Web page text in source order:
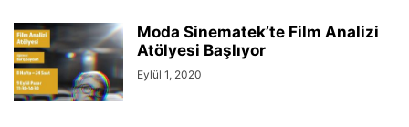
Moda Sinematek’te Film Analizi
Atölyesi Başlıyor
Eylül 1, 2020